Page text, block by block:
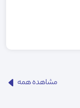
مشاهده همه